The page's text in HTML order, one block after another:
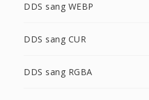
DDS sang WEBP
DDS sang CUR
DDS sang RGBA